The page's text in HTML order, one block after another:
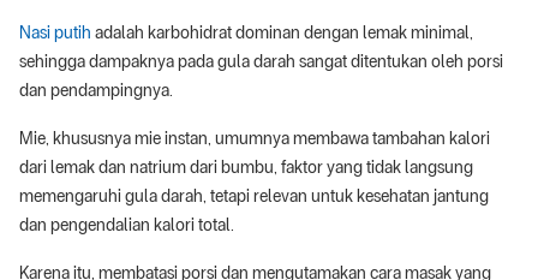
Nasi putih adalah karbohidrat dominan dengan lemak minimal,
sehingga dampaknya pada gula darah sangat ditentukan oleh porsi
dan pendampingnya.
Mie, khususnya mie instan, umumnya membawa tambahan kalori
dari lemak dan natrium dari bumbu, faktor yang tidak langsung
memengaruhi gula darah, tetapi relevan untuk kesehatan jantung
dan pengendalian kalori total.
Karena itu, membatasi porsi dan mengutamakan cara masak yang